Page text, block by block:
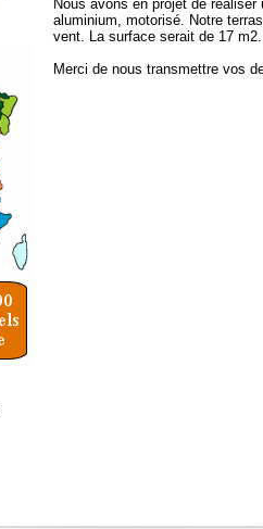
Nous avons en projet de
aluminium, motorisé. Notre
vent. La surface serait de 17 m2.
Merci de nous transmettre vos